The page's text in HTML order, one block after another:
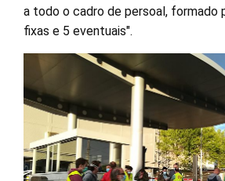
a todo o cadro de persoal, formado
fixas e 5 eventuais".